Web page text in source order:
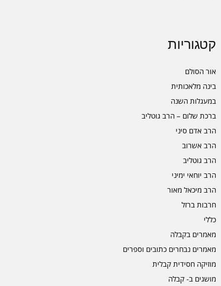
קטגוריות
אור הסולם
בינה מלאכותית
במעגלות השנה
ברכת שלום – הרב גוטליב
הרב אדם סיני
הרב אשרוב
הרב גוטליב
הרב יוחאי ימיני
הרב מיכאל מאור
חרבות ברזל
כללי
מאמרים בקבלה
מאמרים נבחרים כתובים וספרים
מוזיקה חסידית קבלית
מושגים ב- קבלה